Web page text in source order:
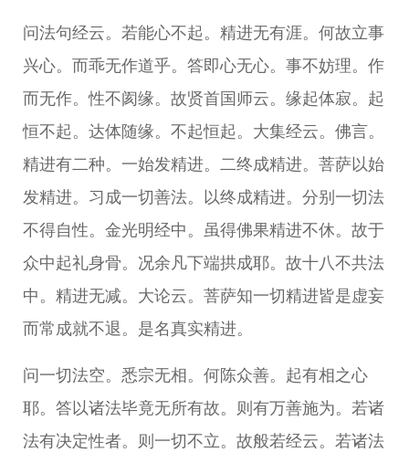
问法句经云。若能心不起。精进无有涯。何故立事
兴心。而乖无作道乎。答即心无心。事不妨理。作
而无作。性不阂缘。故贤首国师云。缘起体寂。起
恒不起。达体随缘。不起恒起。大集经云。佛言。
精进有二种。一始发精进。二终成精进。菩萨以始
发精进。习成一切善法。以终成精进。分别一切法
不得自性。金光明经中。虽得佛果精进不休。故于
众中起礼身骨。况余凡下端拱成耶。故十八不共法
中。精进无减。大论云。菩萨知一切精进皆是虚妄
而常成就不退。是名真实精进。
问一切法空。悉宗无相。何陈众善。起有相之心
耶。答以诸法毕竟无所有故。则有万善施为。若诸
法有决定性者。则一切不立。故般若经云。若诸法